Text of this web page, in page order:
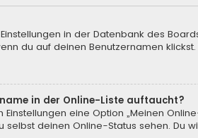
in der Datenbank des
du auf deinen Benutzernamen
in der Online-Liste auftaucht?
eine Option „Meinen
deinen Online-Status sehen. Du